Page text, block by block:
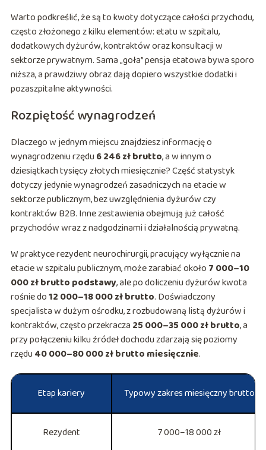
Warto podkreślić, że są to kwoty dotyczące całości przychodu,
często złożonego z kilku elementów: etatu w szpitalu,
dodatkowych dyżurów, kontraktów oraz konsultacji w
sektorze prywatnym. Sama „goła” pensja etatowa bywa sporo
niższa, a prawdziwy obraz dają dopiero wszystkie dodatki i
pozaszpitalne aktywności.
Rozpiętość wynagrodzeń
Dlaczego w jednym miejscu znajdziesz informację o
wynagrodzeniu rzędu6 246 zł brutto, a w innym o
dziesiątkach tysięcy złotych miesięcznie? Część statystyk
dotyczy jedynie wynagrodzeń zasadniczych na etacie w
sektorze publicznym, bez uwzględnienia dyżurów czy
kontraktów B2B. Inne zestawienia obejmują już całość
przychodów wraz z nadgodzinami i działalnością prywatną.
W praktyce rezydent neurochirurgii, pracujący wyłącznie na
etacie w szpitalu publicznym, może zarabiać około 7 000–10
000 zł brutto podstawy, ale po doliczeniu dyżurów kwota
rośnie do12 000–18 000 zł brutto. Doświadczony
specjalista w dużym ośrodku, z rozbudowaną listą dyżurów i
kontraktów, często przekracza 25 000–35 000 zł brutto, a
przy połączeniu kilku źródeł dochodu zdarzają się poziomy
rzędu40 000–80 000 zł brutto miesięcznie.
Etap kariery Typowy zakres miesięczny brutto
Rezydent 7 000–18 000 zł